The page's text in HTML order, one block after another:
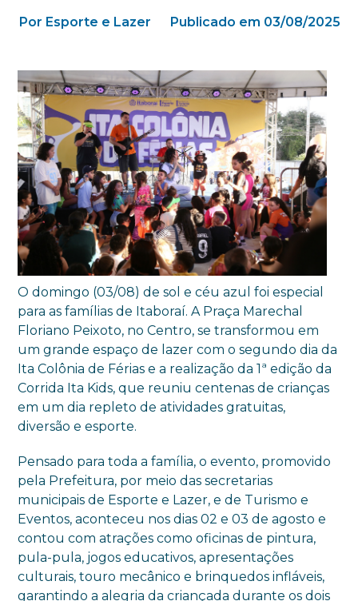
Por Esporte e Lazer Publicado em 03/08/2025
O domingo (03/08) de sol e céu azul foi especial
para as famílias de Itaboraí. A Praça Marechal
Floriano Peixoto, no Centro, se transformou em
um grande espaço de lazer com o segundo dia da
Ita Colônia de Férias e a realização da 1ª edição da
Corrida Ita Kids, que reuniu centenas de crianças
em um dia repleto de atividades gratuitas,
diversão e esporte.
Pensado para toda a família, o evento, promovido
pela Prefeitura, por meio das secretarias
municipais de Esporte e Lazer, e de Turismo e
Eventos, aconteceu nos dias 02 e 03 de agosto e
contou com atrações como oficinas de pintura,
pula-pula, jogos educativos, apresentações
culturais, touro mecânico e brinquedos infláveis,
garantindo a alegria da criançada durante os dois